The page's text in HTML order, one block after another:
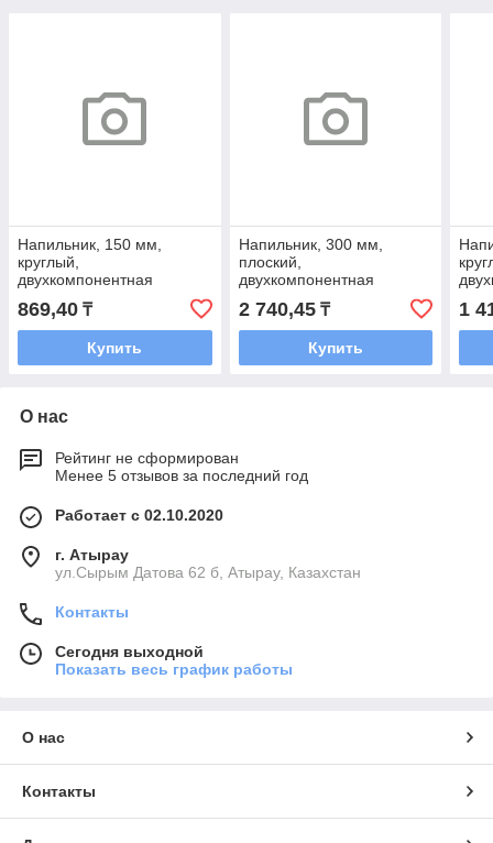
Напильник, 150 мм,
круглый,
двухкомпонентная
869,40 ₸
Купить
Напильник, 300 мм,
плоский,
двухкомпонентная
2 740,45₸
Купить
1
О нас
Рейтинг не сформирован
Менее 5 отзывов за последний год
Работает с 02.10.2020
г. Атырау
ул.Сырым Датова 62 б, Атырау, Казахстан
Контакты
Сегодня выходной
Показать весь график работы
О нас
Контакты